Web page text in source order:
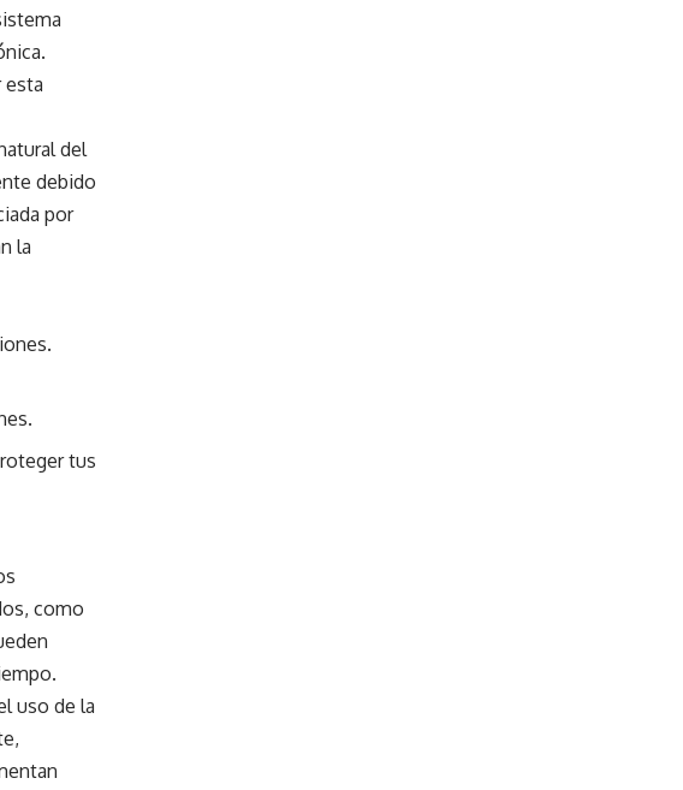
esta
del
debido
por
la
tus
como
uso de la